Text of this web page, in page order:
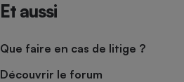
Et aussi
Que faire en cas de litige ?
Découvrir le forum